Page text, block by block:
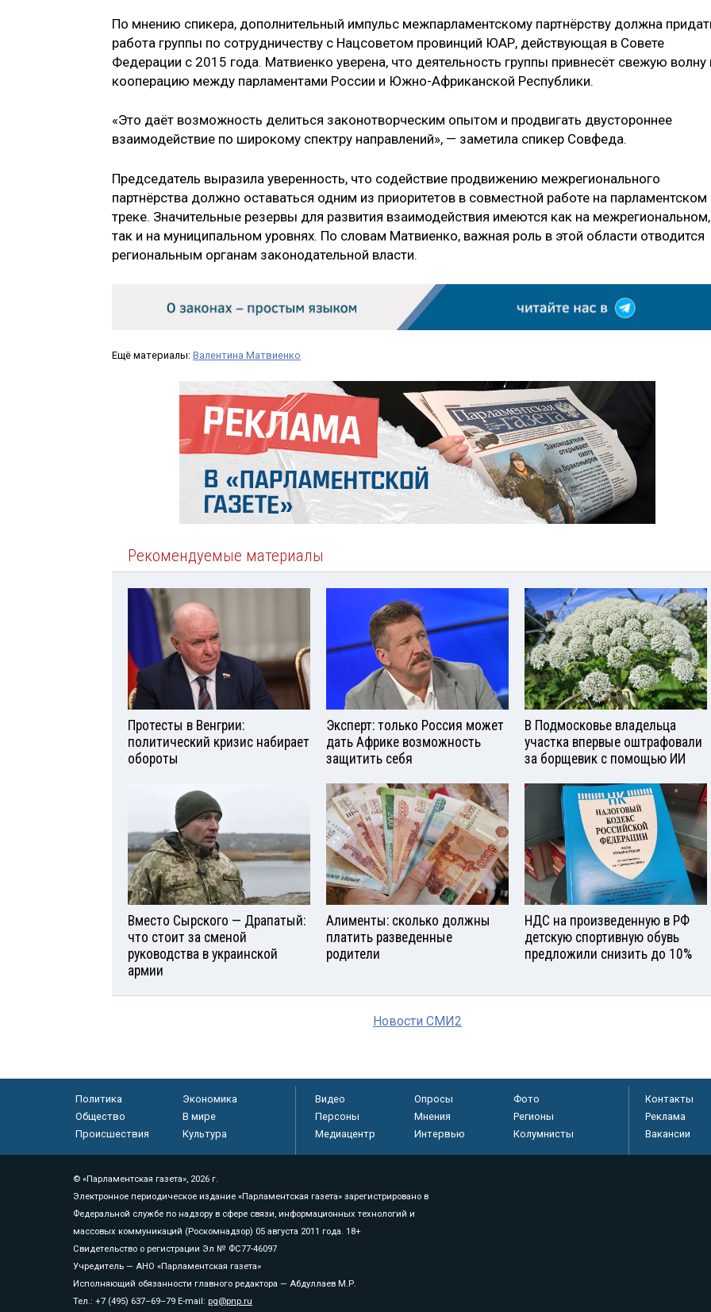
По мнению спикера, дополнительный импульс межпарламентскому партнёрству должна
работа группы по сотрудничеству с Нацсоветом провинций ЮАР, действующая в Совете
Федерации с 2015 года. Матвиенко уверена, что деятельность группы привнесёт свежую волну
кооперацию между парламентами России и Южно-Африканской Республики.
«Это даёт возможность делиться законотворческим опытом и продвигать двустороннее
взаимодействие по широкому спектру направлений», — заметила спикер Совфеда.
Председатель выразила уверенность, что содействие продвижению межрегионального
партнёрства должно оставаться одним из приоритетов в совместной работе на парламентском
треке. Значительные резервы для развития взаимодействия имеются как на межрегиональном,
так и на муниципальном уровнях. По словам Матвиенко, важная роль в этой области отводится
региональным органам законодательной власти.
Ещё материалы: Валентина Матвиенко
Рекомендуемые материалы
Протесты в Венгрии:
политический кризис набирает
обороты
Эксперт: только Россия может
дать Африке возможность
защитить себя
В Подмосковье владельца
участка впервые оштрафовали
за борщевик с помощью ИИ
Вместо Сырского — Драпатый:
что стоит за сменой
руководства в украинской
армии
Алименты: сколько должны
платить разведенные
родители
НДС на произведенную в РФ
детскую спортивную обувь
предложили снизить до 10%
Новости СМИ2
Политика
Экономика
Общество
В мире
Происшествия
Культура
Видео Опросы
Фото
Персоны
Мнения
Регионы
Медиацентр
Интервью Колумнисты
Контакты
Реклама
Вакансии
© «Парламентская газета», 2026 г.
Электронное периодическое издание «Парламентская газета» зарегистрировано в
Федеральной службе по надзору в сфере связи, информационных технологий и
массовых коммуникаций (Роскомнадзор) 05 августа 2011 года. 18+
Свидетельство о регистрации Эл № ФС77-46097
Учредитель — АНО «Парламентская газета»
Исполняющий обязанности главного редактора — Абдуллаев М.Р.
Тел.: +7 (495) 637–69–79 E-mail: pg@pnp.ru